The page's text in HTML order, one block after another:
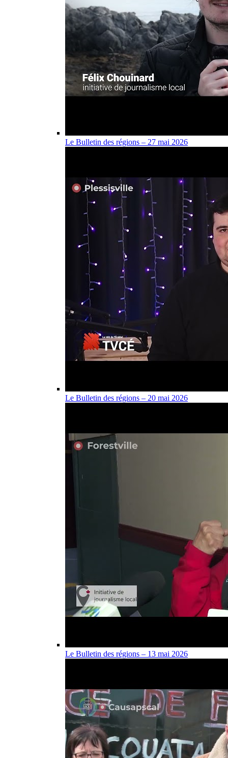
Le Bulletin des régions – 27 mai 2026
Le Bulletin des régions – 20 mai 2026
Le Bulletin des régions – 13 mai 2026